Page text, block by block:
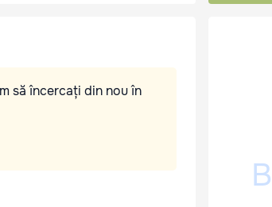
să încercați din nou în